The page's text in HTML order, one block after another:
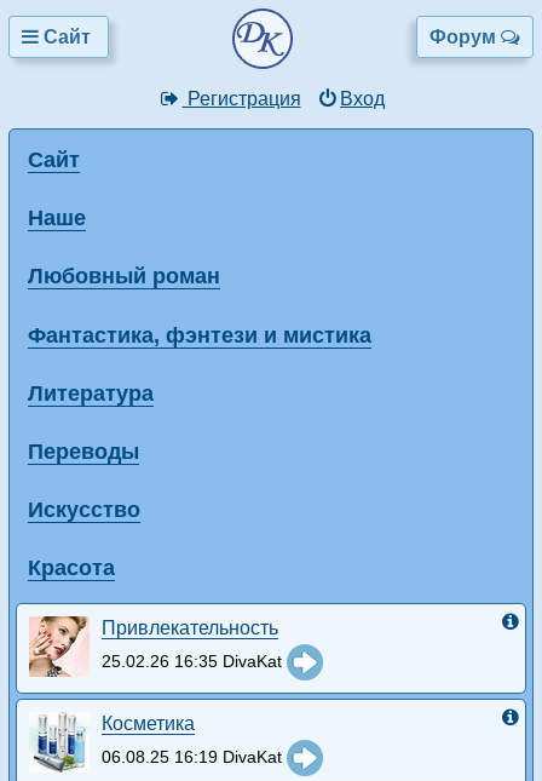
Сайт Форум
Регистрация Вход
Сайт
Наше
Любовный роман
Фантастика, фэнтези и мистика
Литература
Переводы
Искусство
Красота
Привлекательность
25.02.26 16:35 DivaKat
Косметика
06.08.25 16:19 DivaKat